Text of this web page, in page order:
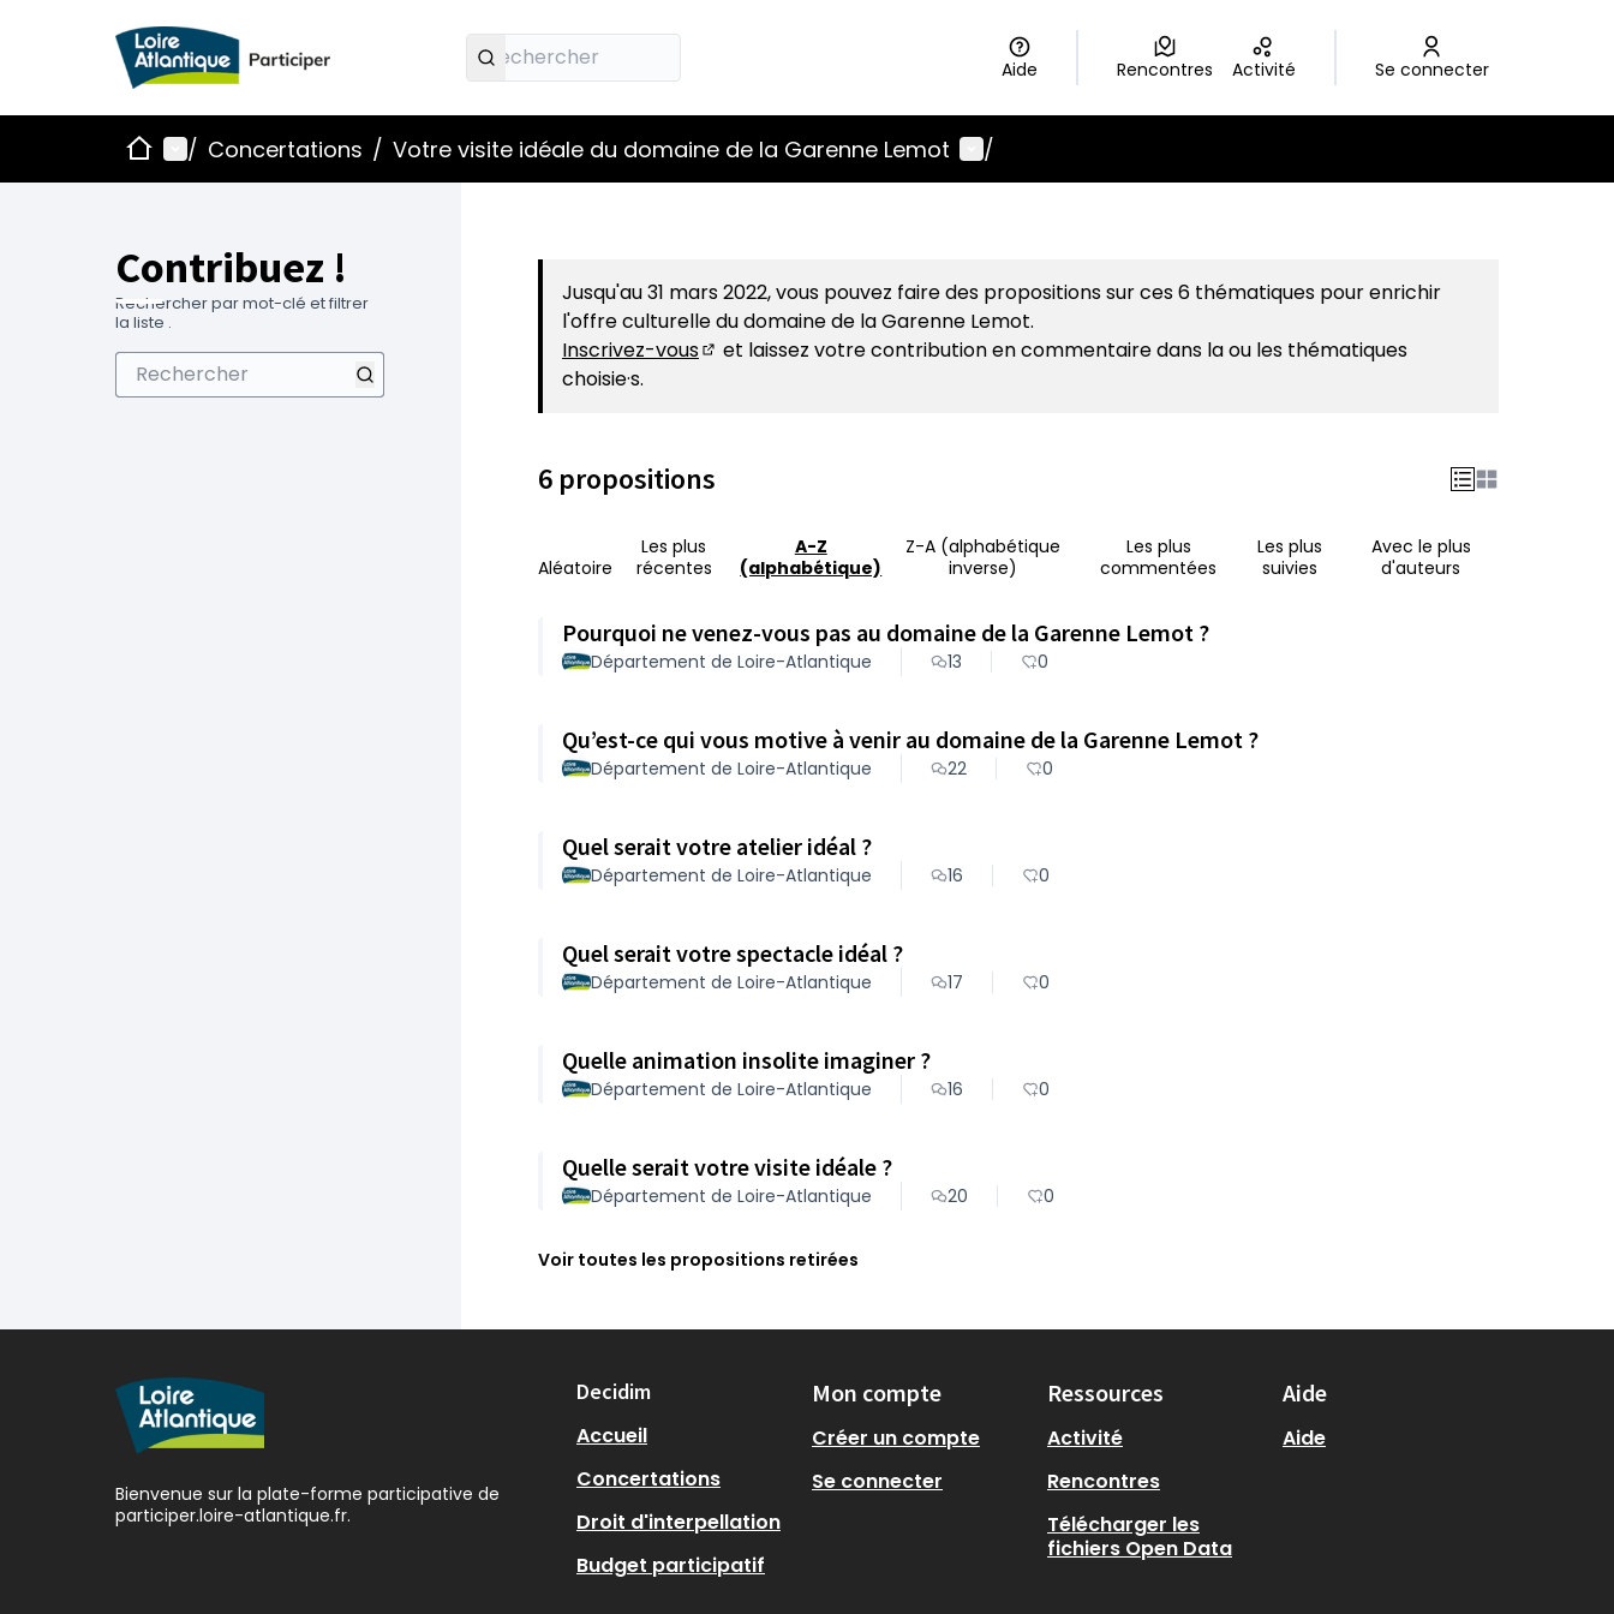
Aide Rencontres Activité Se connecter
AccueilMenu principal
/ Concertations / Votre visite idéale du domaine de la Garenne Lemot Menu utilisateur
/
Contribuez !
Rechercher par mot-clé et filtrer
la liste .
Jusqu'au 31 mars 2022, vous pouvez faire des propositions sur ces 6 thématiques pour enrichir
l'offre culturelle du domaine de la Garenne Lemot.
Inscrivez-vous
et laissez votre contribution en commentaire dans la ou les thématiques
choisie·s.
6 propositions
Aléatoire
Les plus
récentes
A-Z
(alphabétique)
Z-A (alphabétique
inverse)
Les plus
commentées
Les plus
suivies
Avec le plus
d'auteurs
Pourquoi ne venez-vous pas au domaine de la Garenne Lemot ?
Département de Loire-Atlantique 13 0
Qu’est-ce qui vous motive à venir au domaine de la Garenne Lemot ?
Département de Loire-Atlantique 22 0
Quel serait votre atelier idéal ?
Département de Loire-Atlantique 16 0
Quel serait votre spectacle idéal ?
Département de Loire-Atlantique 17 0
Quelle animation insolite imaginer ?
Département de Loire-Atlantique 16 0
Quelle serait votre visite idéale ?
Département de Loire-Atlantique 20 0
Voir toutes les propositions retirées
Bienvenue sur la plate-forme participative de
participer.loire-atlantique.fr.
Decidim
Accueil
Concertations
Droit d'interpellation
Budget participatif
Mon compte
Créer un compte
Se connecter
Ressources
Activité
Rencontres
Télécharger les
fichiers Open Data
Aide
Aide